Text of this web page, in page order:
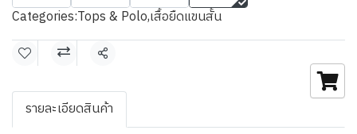
Categories:Tops & Polo,เสื้อยืดแขนสั้น
Share
รายละเอียดสินค้า